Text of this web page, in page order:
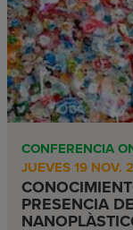
CONFERENCIA
JUEVES 19 NOV.
PRESENCIA